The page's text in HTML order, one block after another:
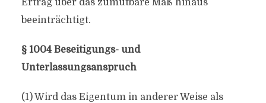
Ertrag über das zumutbare Maß hinaus
beeinträchtigt.
§ 1004 Beseitigungs- und
Unterlassungsanspruch
(1) Wird das Eigentum in anderer Weise als